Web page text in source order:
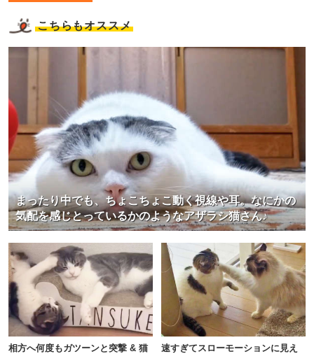
こちらもオススメ
まったり中でも、ちょこちょこ動く視線や耳。なにかの
気配を感じとっているかのようなアザラシ猫さん♪
相方へ何度もガツーンと突撃 & 猫
速すぎてスローモーションに見え